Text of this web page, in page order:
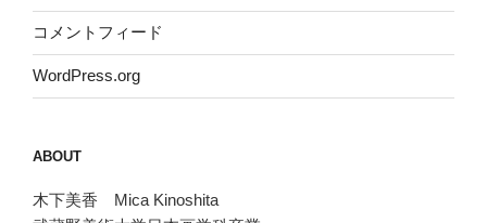
コメントフィード
WordPress.org
ABOUT
木下美香 Mica Kinoshita